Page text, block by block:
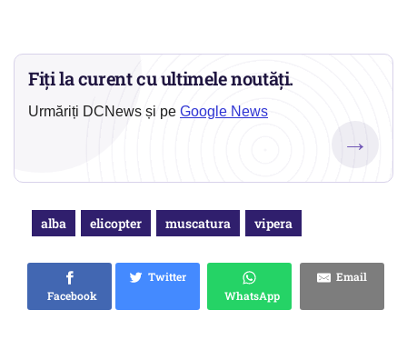
Fiți la curent cu ultimele noutăți.
Urmăriți DCNews și pe Google News
→
alba elicopter muscatura vipera
Facebook
Twitter
WhatsApp
Email